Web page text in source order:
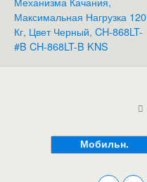
Максимальная Нагрузка 120
Кг, Цвет Черный, CH-868LT-
#B CH-868LT-B KNS
Мобильн.